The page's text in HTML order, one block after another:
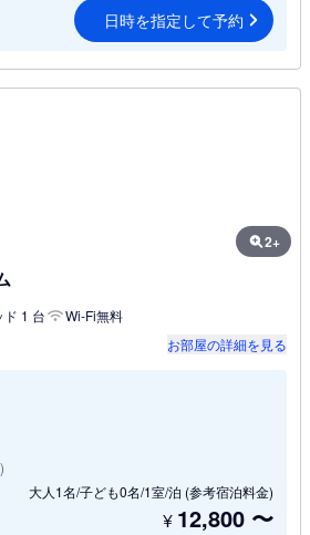
日時を指定して予約
2+
ド 1 台
Wi-Fi無料
お部屋の詳細を見る
大人1名/子ども0名/1室/泊 (参考宿泊料金)
¥ 12,800 〜